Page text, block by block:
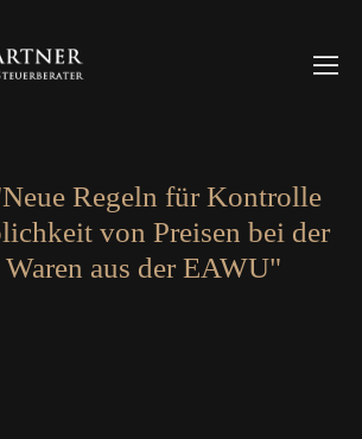
Regeln für Kontrolle
von Preisen bei der
aus der EAWU"